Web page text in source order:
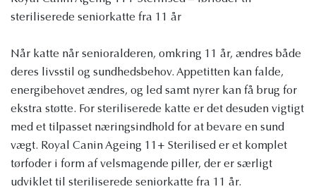
steriliserede seniorkatte fra 11 år
Når katte når senioralderen, omkring 11 år, ændres både
deres livsstil og sundhedsbehov. Appetitten kan falde,
energibehovet ændres, og led samt nyrer kan få brug for
ekstra støtte. For steriliserede katte er det desuden vigtigt
med et tilpasset næringsindhold for at bevare en sund
vægt. Royal Canin Ageing 11+ Sterilised er et komplet
tørfoder i form af velsmagende piller, der er særligt
udviklet til steriliserede seniorkatte fra 11 år.